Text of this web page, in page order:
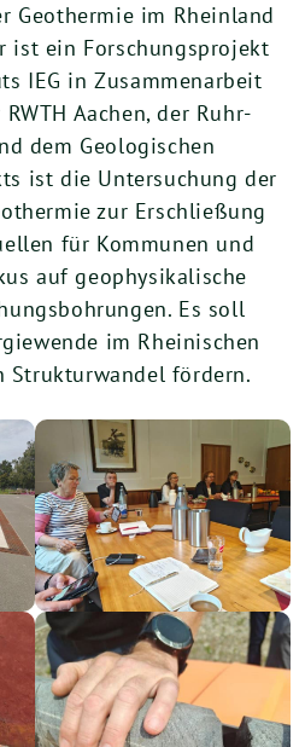
Geothermie im Rheinland
ist ein Forschungsprojekt
IEG in Zusammenarbeit
RWTH Aachen, der Ruhr-
dem Geologischen
ist die Untersuchung der
zur Erschließung
für Kommunen und
auf geophysikalische
Es soll
im Rheinischen
Strukturwandel fördern.